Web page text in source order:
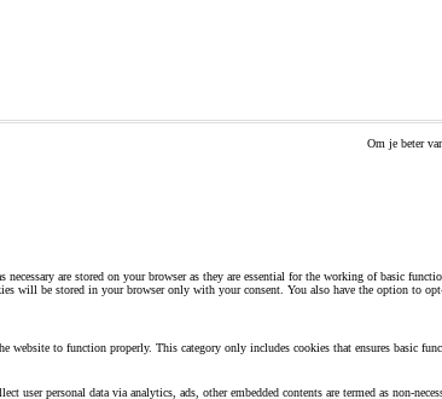
Om je beter
are stored on your browser as they are essential for the working of basic
will be stored in your browser only with your consent. You also have the option to
website to function properly. This category only includes cookies that ensures basic
personal data via analytics, ads, other embedded contents are termed as non-